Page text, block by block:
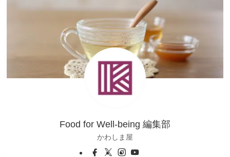
Food for Well-being 編集部
かわしま屋